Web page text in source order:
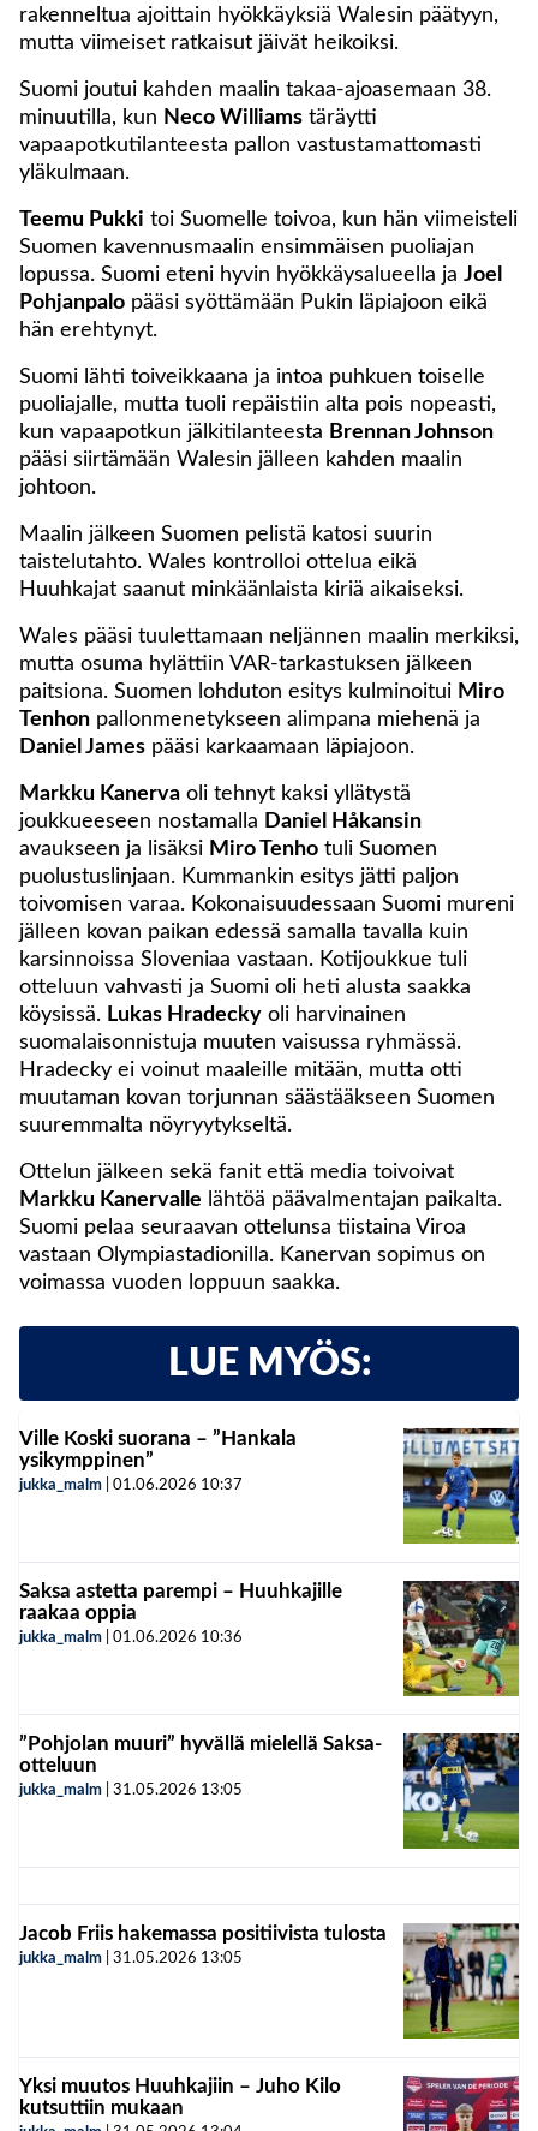
rakenneltua ajoittain hyökkäyksiä Walesin päätyyn,
mutta viimeiset ratkaisut jäivät heikoiksi.
Suomi joutui kahden maalin takaa-ajoasemaan 38.
minuutilla, kun Neco Williams täräytti
vapaapotkutilanteesta pallon vastustamattomasti
yläkulmaan.
Teemu Pukki toi Suomelle toivoa, kun hän viimeisteli
Suomen kavennusmaalin ensimmäisen puoliajan
lopussa. Suomi eteni hyvin hyökkäysalueella ja Joel
Pohjanpalo pääsi syöttämään Pukin läpiajoon eikä
hän erehtynyt.
Suomi lähti toiveikkaana ja intoa puhkuen toiselle
puoliajalle, mutta tuoli repäistiin alta pois nopeasti,
kun vapaapotkun jälkitilanteesta Brennan Johnson
pääsi siirtämään Walesin jälleen kahden maalin
johtoon.
Maalin jälkeen Suomen pelistä katosi suurin
taistelutahto. Wales kontrolloi ottelua eikä
Huuhkajat saanut minkäänlaista kiriä aikaiseksi.
Wales pääsi tuulettamaan neljännen maalin merkiksi,
mutta osuma hylättiin VAR-tarkastuksen jälkeen
paitsiona. Suomen lohduton esitys kulminoitui Miro
Tenhon pallonmenetykseen alimpana miehenä ja
Daniel James pääsi karkaamaan läpiajoon.
Markku Kanerva oli tehnyt kaksi yllätystä
joukkueeseen nostamalla Daniel Håkansin
avaukseen ja lisäksi Miro Tenho tuli Suomen
puolustuslinjaan. Kummankin esitys jätti paljon
toivomisen varaa. Kokonaisuudessaan Suomi mureni
jälleen kovan paikan edessä samalla tavalla kuin
karsinnoissa Sloveniaa vastaan. Kotijoukkue tuli
otteluun vahvasti ja Suomi oli heti alusta saakka
köysissä. Lukas Hradecky oli harvinainen
suomalaisonnistuja muuten vaisussa ryhmässä.
Hradecky ei voinut maaleille mitään, mutta otti
muutaman kovan torjunnan säästääkseen Suomen
suuremmalta nöyryytykseltä.
Ottelun jälkeen sekä fanit että media toivoivat
Markku Kanervalle lähtöä päävalmentajan paikalta.
Suomi pelaa seuraavan ottelunsa tiistaina Viroa
vastaan Olympiastadionilla. Kanervan sopimus on
voimassa vuoden loppuun saakka.
LUE MYÖS:
Ville Koski suorana – ”Hankala
ysikymppinen”
jukka_malm 01.06.2026 10:37
Saksa astetta parempi – Huuhkajille
raakaa oppia
jukka_malm 01.06.2026 10:36
”Pohjolan muuri” hyvällä mielellä Saksa-
otteluun
jukka_malm 31.05.2026 13:05
Jacob Friis hakemassa positiivista tulosta
jukka_malm 31.05.2026 13:05
Yksi muutos Huuhkajiin – Juho Kilo
kutsuttiin mukaan